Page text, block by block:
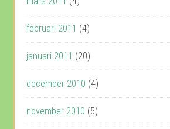
februari 2011 (4)
januari 2011 (20)
december 2010 (4)
november 2010 (5)